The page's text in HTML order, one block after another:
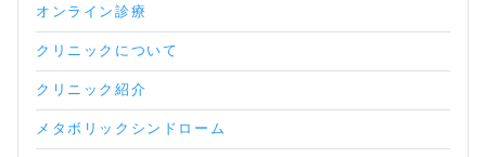
オンライン診療
クリニックについて
クリニック紹介
メタボリックシンドローム